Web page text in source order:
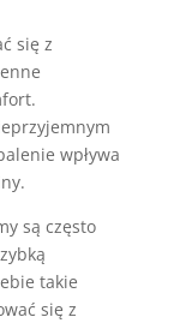
się z
wpływa
są często
takie
się z